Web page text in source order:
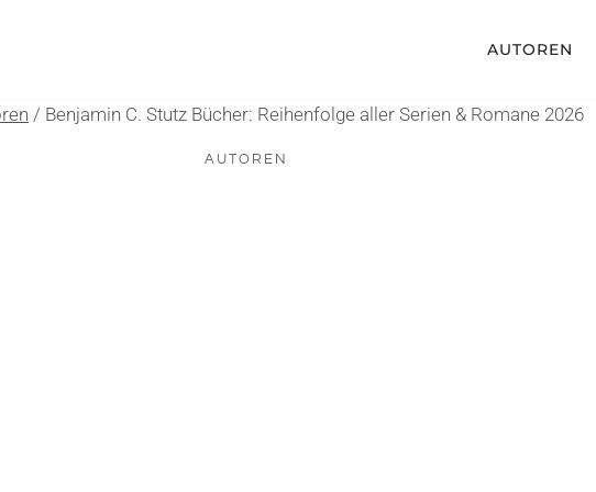
AUTOREN
/ Benjamin C. Stutz Bücher: Reihenfolge aller Serien & Romane 2026
AUTOREN